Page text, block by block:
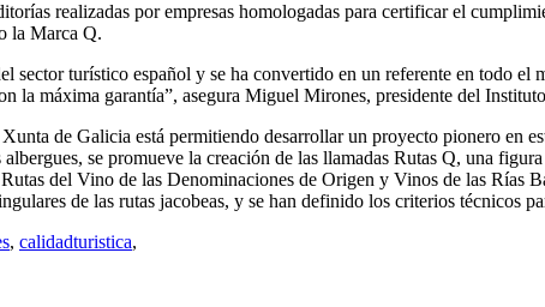
realizadas por empresas homologadas para certificar el
la Marca Q.
sector turístico español y se ha convertido en un referente en todo
la máxima garantía”, asegura Miguel Mirones, presidente del
de Galicia está permitiendo desarrollar un proyecto pionero en
se promueve la creación de las llamadas Rutas Q, una
del Vino de las Denominaciones de Origen y Vinos de las Rías
de las rutas jacobeas, y se han definido los criterios técnicos
, calidadturistica,